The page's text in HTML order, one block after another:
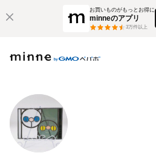
お買いものがもっとお得に
minneのアプリ
3万件以上